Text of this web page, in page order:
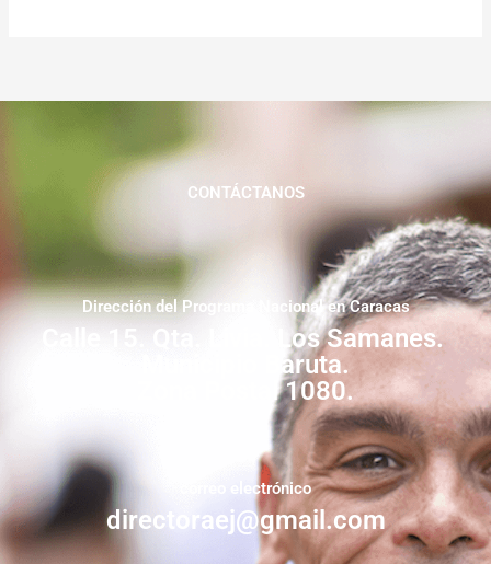
CONTÁCTANOS
Dirección del Programa Nacional en Caracas
Calle 15. Qta. Livia. Los Samanes.
Municipio Baruta.
Zona Postal 1080.
correo electrónico
directoraej@gmail.com